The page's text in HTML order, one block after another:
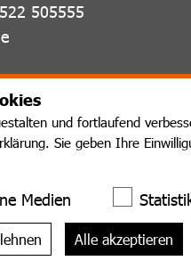
und fortlaufend
Sie geben Ihre
Medien
Alle akzeptieren
505555